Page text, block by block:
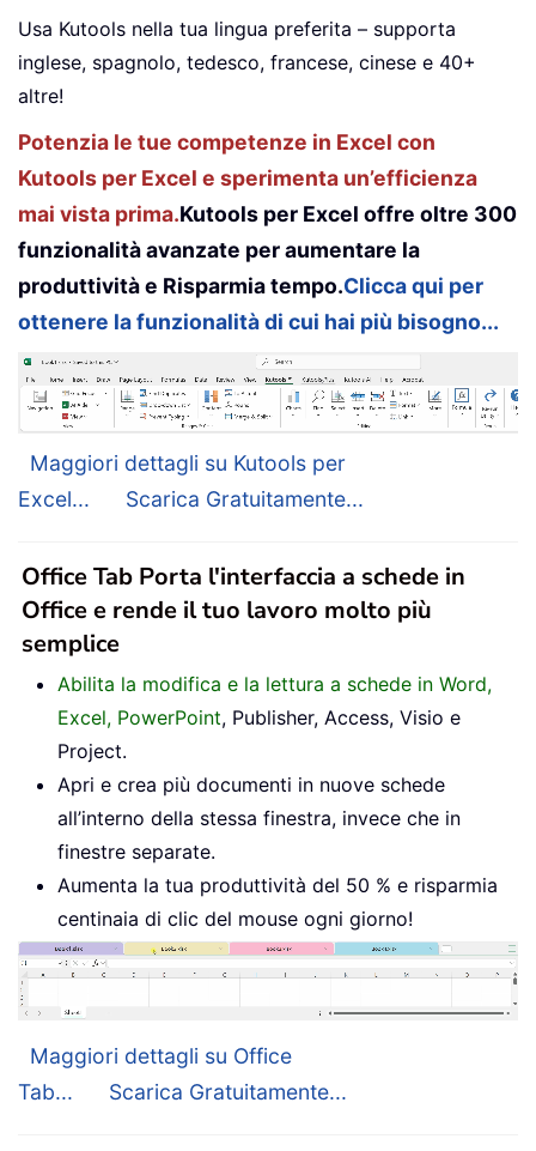
Usa Kutools nella tua lingua preferita – supporta
inglese, spagnolo, tedesco, francese, cinese e 40+
altre!
Potenzia le tue competenze in Excel con
Kutools per Excel e sperimenta un’efficienza
mai vista prima.Kutools per Excel offre oltre 300
funzionalità avanzate per aumentare la
produttività e Risparmia tempo.Clicca qui per
ottenere la funzionalità di cui hai più bisogno...
Maggiori dettagli su Kutools per
Excel...
Scarica Gratuitamente...
Office Tab Porta l'interfaccia a schede in
Office e rende il tuo lavoro molto più
semplice
Abilita la modifica e la lettura a schede in Word,
Excel, PowerPoint, Publisher, Access, Visio e
Project.
Apri e crea più documenti in nuove schede
all’interno della stessa finestra, invece che in
finestre separate.
Aumenta la tua produttività del 50 % e risparmia
centinaia di clic del mouse ogni giorno!
Maggiori dettagli su Office
Tab...
Scarica Gratuitamente...